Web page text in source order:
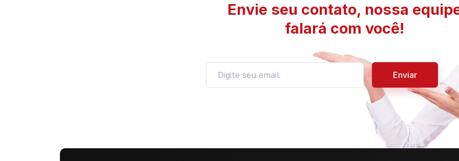
Envie seu contato, nossa
falará com você!
Enviar